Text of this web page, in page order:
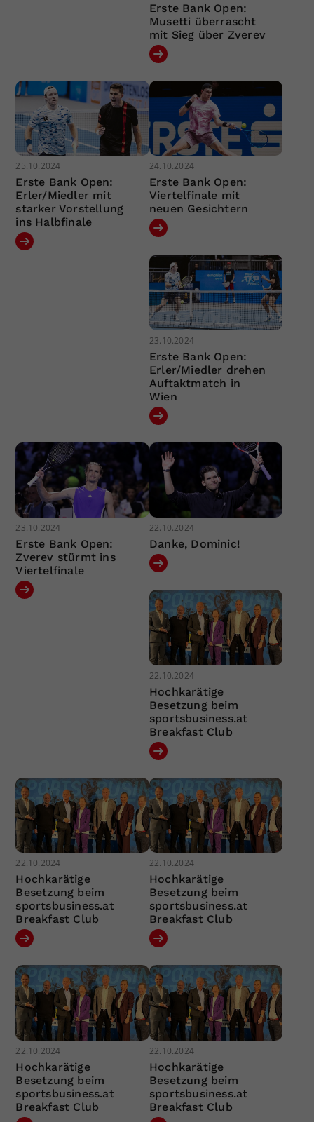
Erste Bank Open:
Musetti überrascht
mit Sieg über Zverev
25.10.2024
Erste Bank Open:
Erler/Miedler mit
starker Vorstellung
ins Halbfinale
24.10.2024
Erste Bank Open:
Viertelfinale mit
neuen Gesichtern
23.10.2024
Erste Bank Open:
Erler/Miedler drehen
Auftaktmatch in
Wien
23.10.2024
Erste Bank Open:
Zverev stürmt ins
Viertelfinale
22.10.2024
Danke, Dominic!
22.10.2024
Hochkarätige
Besetzung beim
sportsbusiness.at
Breakfast Club
22.10.2024
Hochkarätige
Besetzung beim
sportsbusiness.at
Breakfast Club
22.10.2024
Hochkarätige
Besetzung beim
sportsbusiness.at
Breakfast Club
22.10.2024
Hochkarätige
Besetzung beim
sportsbusiness.at
Breakfast Club
22.10.2024
Hochkarätige
Besetzung beim
sportsbusiness.at
Breakfast Club